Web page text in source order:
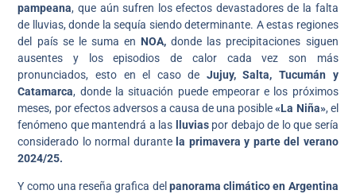
pampeana, que aún sufren los efectos devastadores de la falta
de lluvias, donde la sequía siendo determinante. A estas regiones
del país se le suma en NOA, donde las precipitaciones siguen
ausentes y los episodios de calor cada vez son más
pronunciados, esto en el caso de Jujuy, Salta, Tucumán y
Catamarca, donde la situación puede empeorar e los próximos
meses, por efectos adversos a causa de una posible«La Niña», el
fenómeno que mantendrá a las lluvias por debajo de lo que sería
considerado lo normal durantela primavera y parte del verano
2024/25.
Y como una reseña grafica del panorama climático en Argentina